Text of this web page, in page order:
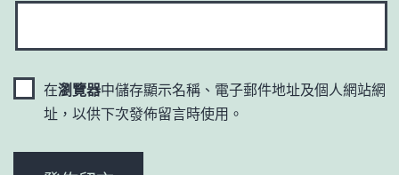
在瀏覽器中儲存顯示名稱、電子郵件地址及個人網站網
址，以供下次發佈留言時使用。